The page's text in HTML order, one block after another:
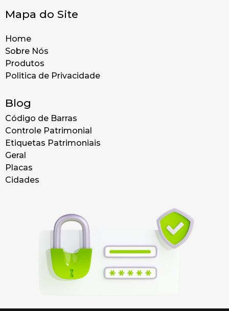
Mapa do Site
Home
Sobre Nós
Produtos
Politica de Privacidade
Blog
Código de Barras
Controle Patrimonial
Etiquetas Patrimoniais
Geral
Placas
Cidades